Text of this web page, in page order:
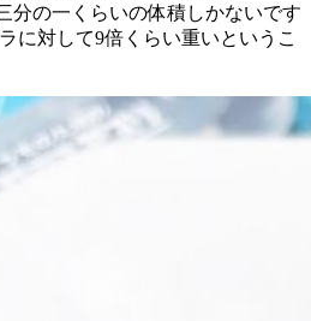
分の一くらいの体積しかないです
に対して9倍くらい重いというこ